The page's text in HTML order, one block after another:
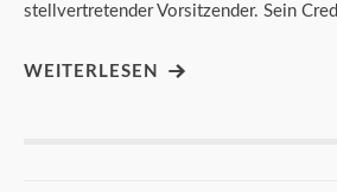
stellvertretender Vorsitzender. Sein
WEITERLESEN